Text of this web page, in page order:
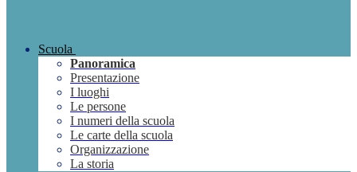
Scuola
Panoramica
Presentazione
I luoghi
Le persone
I numeri della scuola
Le carte della scuola
Organizzazione
La storia